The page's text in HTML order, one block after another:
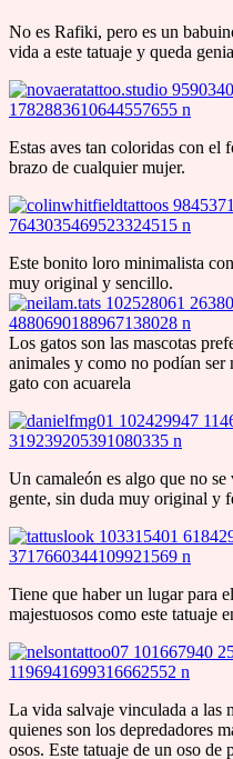
No es Rafiki, pero es un
vida a este tatuaje y queda
Estas aves tan coloridas con el
brazo de cualquier mujer.
Este bonito loro minimalista
muy original y sencillo.
Los gatos son las mascotas
animales y como no podían ser
gato con acuarela
Un camaleón es algo que no
gente, sin duda muy original y
Tiene que haber un lugar para
majestuosos como este tatuaje
La vida salvaje vinculada a las
quienes son los depredadores
osos. Este tatuaje de un oso